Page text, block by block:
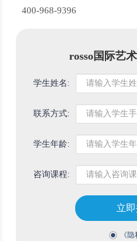
400-968-9396
rosso国际艺
学生姓名:
联系方式:
学生年龄:
咨询课程:
立
《